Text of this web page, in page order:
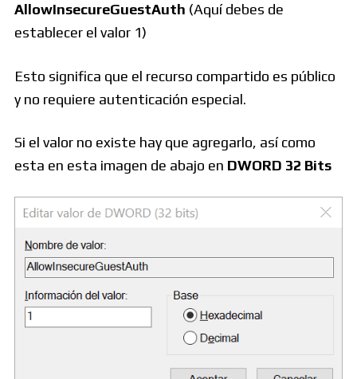
AllowInsecureGuestAuth (Aquí debes de
establecer el valor 1)
Esto significa que el recurso compartido es público
y no requiere autenticación especial.
Si el valor no existe hay que agregarlo, así como
esta en esta imagen de abajo en DWORD 32 Bits